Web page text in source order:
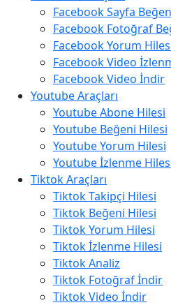
Facebook Sayfa
Facebook Fotoğraf
Facebook Yorum
Facebook Video
Facebook Video İndir
Youtube Araçları
Youtube Abone Hilesi
Youtube Beğeni Hilesi
Youtube Yorum Hilesi
Youtube İzlenme
Tiktok Araçları
Tiktok Takipçi Hilesi
Tiktok Beğeni Hilesi
Tiktok Yorum Hilesi
Tiktok İzlenme Hilesi
Tiktok Analiz
Tiktok Fotoğraf İndir
Tiktok Video İndir